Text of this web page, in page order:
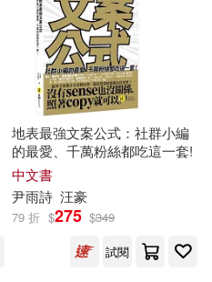
邱一新(1)
邱勛(1)
地表最強文案公式：社群小編
的最愛、千萬粉絲都吃這一套!
中文書
尹雨詩 汪豪
79 折 $275 $349
試閱